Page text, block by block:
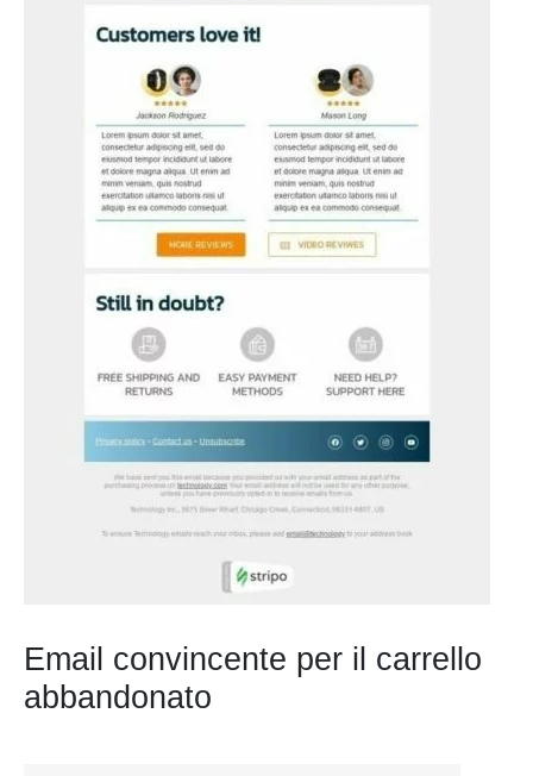
Email convincente per il carrello
abbandonato